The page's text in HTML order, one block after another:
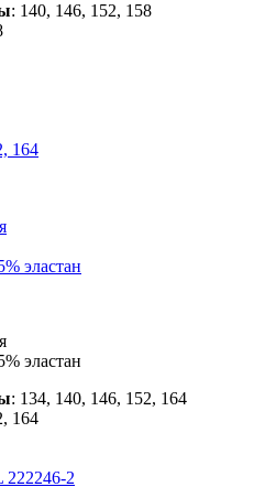
: 140, 146, 152, 158
164
эластан
эластан
: 134, 140, 146, 152, 164
164